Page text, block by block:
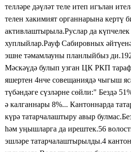
телләре дәүләт теле итеп игълан
телен хакимият органнарына кертү
активлаштырыла.Руслар да күпчелек
хуплыйлар.Рауф Сабировных
эшне тәмамлауны планлыйбыз
Мәскәүдә булып узган ЦК РКП
яшертен 4нче совещаниядә чыгыш
түбәндәге сүзләрне сөйли:" Бездә
ә калганнары 8%... Кантоннарда
күрә татарчалаштыру авыр
һәм уңышларга да ирештек.56
эшләре татарчалаштырылды.4